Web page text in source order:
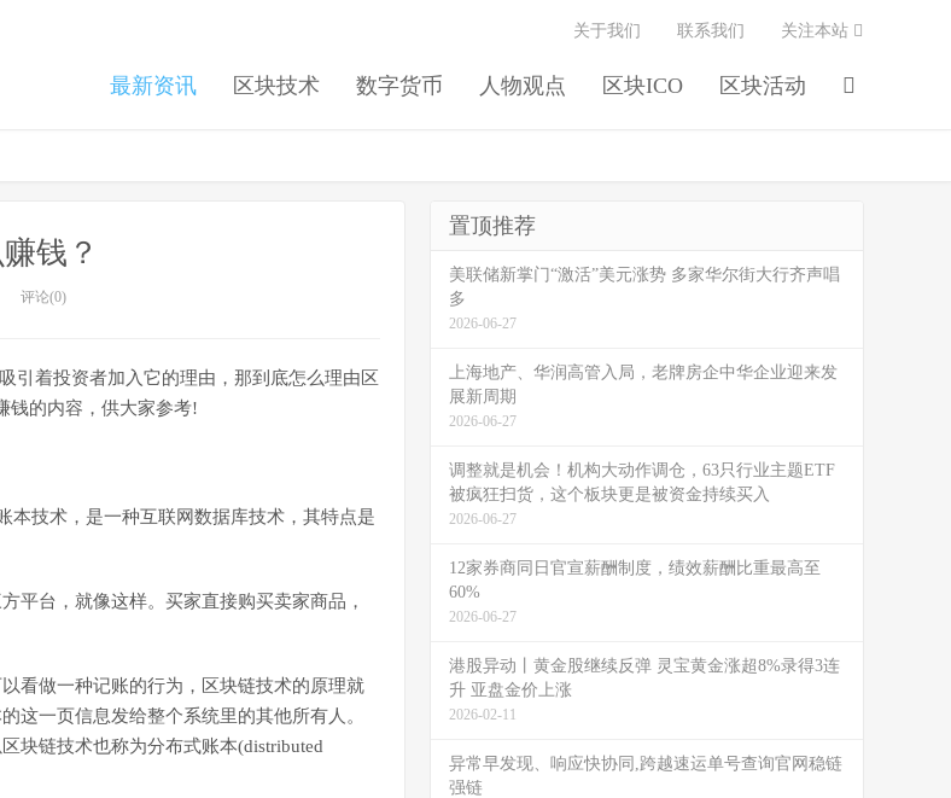
最新资讯 区块技术 数字货币 人物观点 区块ICO 区块活动
关于我们 联系我们 关注本站
钱？
评论(0)
引着投资者加入它的理由，那到底怎么理由区
钱的内容，供大家参考!
本技术，是一种互联网数据库技术，其特点是
平台，就像这样。买家直接购买卖家商品，
看做一种记账的行为，区块链技术的原理就
这一页信息发给整个系统里的其他所有人。
块链技术也称为分布式账本(distributed
置顶推荐
美联储新掌门“激活”美元涨势 多家华尔街大行齐声唱
多
2026-06-27
上海地产、华润高管入局，老牌房企中华企业迎来发
展新周期
2026-06-27
调整就是机会！机构大动作调仓，63只行业主题ETF
被疯狂扫货，这个板块更是被资金持续买入
2026-06-27
12家券商同日官宣薪酬制度，绩效薪酬比重最高至
60%
2026-06-27
港股异动丨黄金股继续反弹 灵宝黄金涨超8%录得3连
升 亚盘金价上涨
2026-02-11
异常早发现、响应快协同,跨越速运单号查询官网稳链
强链